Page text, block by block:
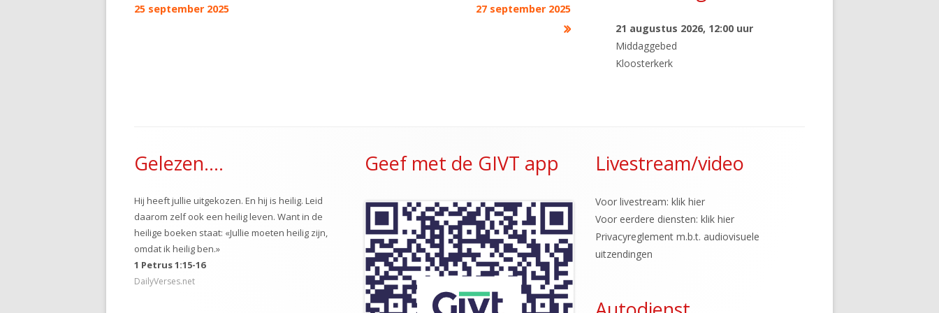
RUNNING DINNER
STERREN KIJKEN
25 september 2025 27 september 2025
21 augustus 2026, 12:00 uur
Middaggebed
Kloosterkerk
inhoud
Gelezen….
Hij heeft jullie uitgekozen. En hij is heilig. Leid
daarom zelf ook een heilig leven. Want in de
heilige boeken staat: «Jullie moeten heilig zijn,
omdat ik heilig ben.»
1 Petrus 1:15-16
DailyVerses.net
Geef met de GIVT app Livestream/video
Voor livestream: klik hier
Voor eerdere diensten: klik hier
Privacyreglement m.b.t. audiovisuele
uitzendingen